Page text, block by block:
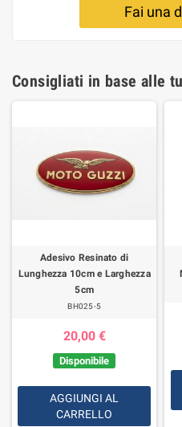
Fai una
Consigliati in base alle
Adesivo Resinato di
Lunghezza 10cm e Larghezza
5cm
BH025-5
20,00 €
Disponibile
AGGIUNGI AL
CARRELLO